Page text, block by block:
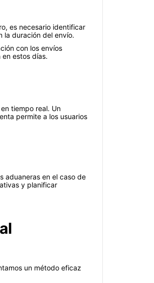
es necesario identificar
la duración del envío.
con los envíos
estos días.
tiempo real. Un
permite a los usuarios
aduaneras en el caso de
y planificar
un método eficaz